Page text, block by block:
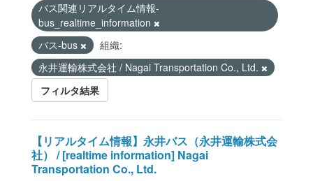
バス関連リアルタイム情報-
bus_realtime_information
バス-bus
組織:
永井運輸株式会社 / Nagai Transportation Co., Ltd.
フィルタ結果
【リアルタイム情報】永井バス（永井運輸株式会
社） / [realtime information] Nagai
Transportation Co., Ltd.